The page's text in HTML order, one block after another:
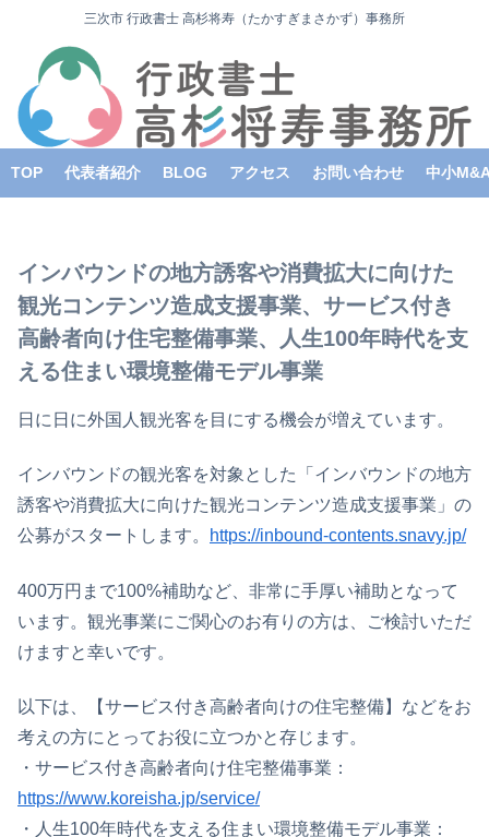
三次市 行政書士 高杉将寿（たかすぎまさかず）事務所
TOP 代表者紹介 BLOG アクセス お問い合わせ 中小
インバウンドの地方誘客や消費拡大に向けた
観光コンテンツ造成支援事業、サービス付き
高齢者向け住宅整備事業、人生100年時代を支
える住まい環境整備モデル事業
日に日に外国人観光客を目にする機会が増えています。
インバウンドの観光客を対象とした「インバウンドの地方
誘客や消費拡大に向けた観光コンテンツ造成支援事業」の
公募がスタートします。
https://inbound-contents.snavy.jp/
400万円まで100%補助など、非常に手厚い補助となって
います。観光事業にご関心のお有りの方は、ご検討いただ
けますと幸いです。
以下は、【サービス付き高齢者向けの住宅整備】などをお
考えの方にとってお役に立つかと存じます。
・サービス付き高齢者向け住宅整備事業：
https://www.koreisha.jp/service/
・人生100年時代を支える住まい環境整備モデル事業：